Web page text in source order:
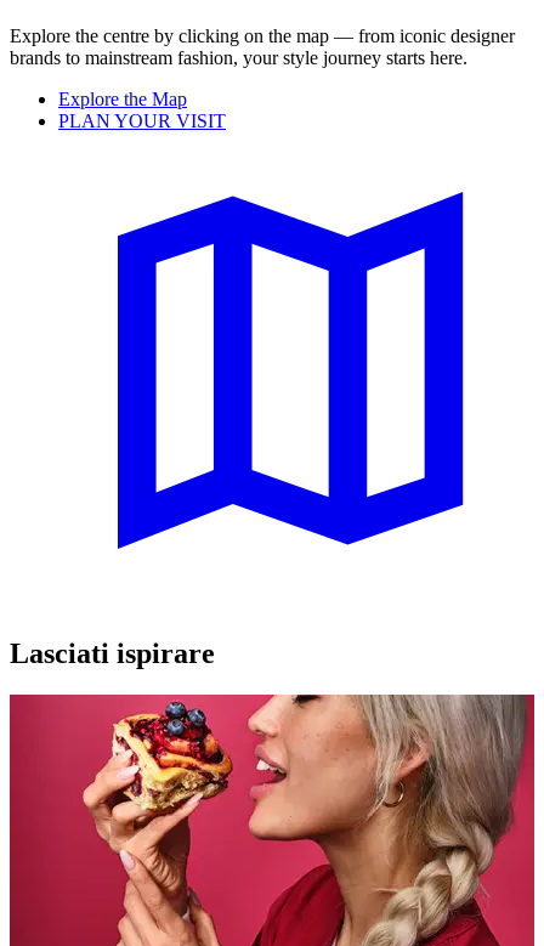
Explore the centre by clicking on the map — from iconic designer
brands to mainstream fashion, your style journey starts here.
Explore the Map
PLAN YOUR VISIT
Lasciati ispirare